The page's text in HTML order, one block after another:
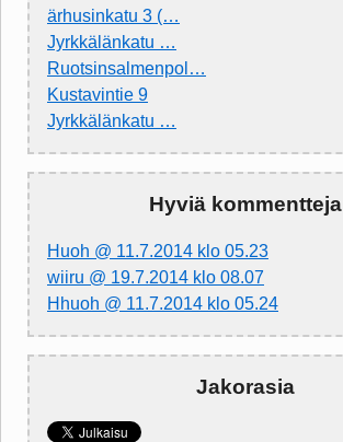
ärhusinkatu 3 (…
Jyrkkälänkatu …
Ruotsinsalmenpol…
Kustavintie 9
Jyrkkälänkatu …
Hyviä kommentteja
Huoh @ 11.7.2014 klo 05.23
wiiru @ 19.7.2014 klo 08.07
Hhuoh @ 11.7.2014 klo 05.24
Jakorasia